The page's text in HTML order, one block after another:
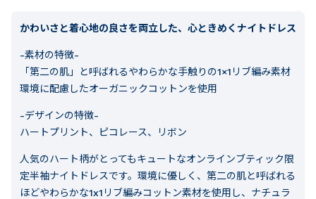
かわいさと着心地の良さを両立した、心ときめくナイトドレス
-素材の特徴-
「第二の肌」と呼ばれるやわらかな手触りの1×1リブ編み素材
環境に配慮したオーガニックコットンを使用
-デザインの特徴-
ハートプリント、ピコレース、リボン
人気のハート柄がとってもキュートなオンラインブティック限
定半袖ナイトドレスです。環境に優しく、第二の肌と呼ばれる
ほどやわらかな1x1リブ編みコットン素材を使用し、ナチュラ